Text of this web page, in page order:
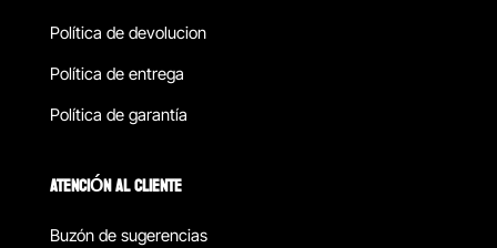
Política de devolucion
Política de entrega
Política de garantía
ATENCIÓN AL CLIENTE
Buzón de sugerencias